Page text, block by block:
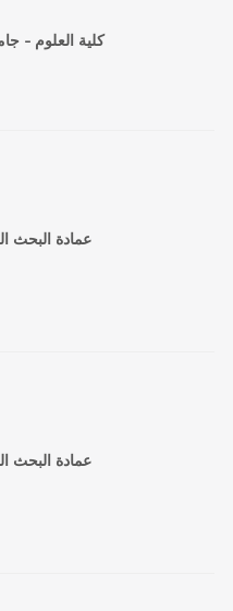
كلية العلوم -
عمادة البحث
عمادة البحث